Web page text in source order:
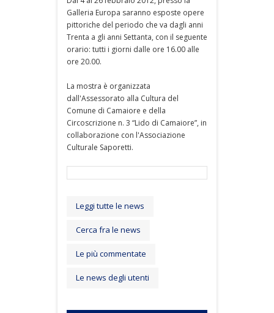
Galleria Europa saranno esposte opere
pittoriche del periodo che va dagli anni
Trenta a gli anni Settanta, con il seguente
orario: tutti i giorni dalle ore 16.00 alle
ore 20.00.
La mostra è organizzata
dall'Assessorato alla Cultura del
Comune di Camaiore e della
Circoscrizione n. 3 “Lido di Camaiore”, in
collaborazione con l'Associazione
Culturale Saporetti.
Leggi tutte le news
Cerca fra le news
Le più commentate
Le news degli utenti